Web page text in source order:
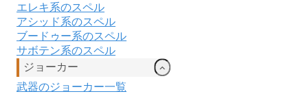
エレキ系のスペル
アシッド系のスペル
ブードゥー系のスペル
サボテン系のスペル
ジョーカー
武器のジョーカー一覧